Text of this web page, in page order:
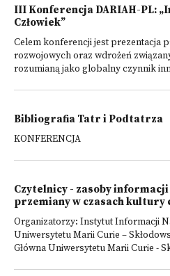
III Konferencja DARIAH-PL:
Człowiek”
Celem konferencji jest prezentacja
rozwojowych oraz wdrożeń
rozumianą jako globalny czynnik
Bibliografia Tatr i Podtatrza
KONFERENCJA
Czytelnicy - zasoby
przemiany w czasach
Organizatorzy: Instytut Informacji
Uniwersytetu Marii Curie –
Główna Uniwersytetu Marii Curie -